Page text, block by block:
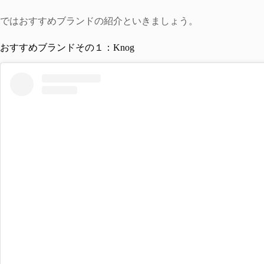
ではおすすめブランドの紹介といきましょう。
おすすめブランドその１：Knog